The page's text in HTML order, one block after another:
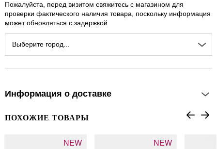
Пожалуйста, перед визитом свяжитесь с магазином для
проверки фактического наличия товара, поскольку информация
может обновляться с задержкой
Выберите город...
Информация о доставке
ПОХОЖИЕ ТОВАРЫ
NEW NEW